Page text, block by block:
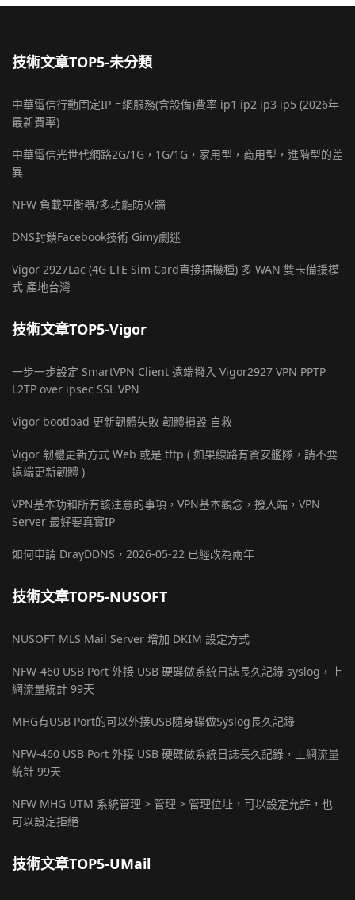
技術文章TOP5-未分類
中華電信行動固定IP上網服務(含設備)費率 ip1 ip2 ip3 ip5 (2026年
最新費率)
中華電信光世代網路2G/1G，1G/1G，家用型，商用型，進階型的差
異
NFW 負載平衡器/多功能防火牆
DNS封鎖Facebook技術 Gimy劇迷
Vigor 2927Lac (4G LTE Sim Card直接插機種) 多 WAN 雙卡備援模
式 產地台灣
技術文章TOP5-Vigor
一步一步設定 SmartVPN Client 遠端撥入 Vigor2927 VPN PPTP
L2TP over ipsec SSL VPN
Vigor bootload 更新韌體失敗 韌體損毀 自救
Vigor 韌體更新方式 Web 或是 tftp ( 如果線路有資安艦隊，請不要
遠端更新韌體 )
VPN基本功和所有該注意的事項，VPN基本觀念，撥入端，VPN
Server 最好要真實IP
如何申請 DrayDDNS，2026-05-22 已經改為兩年
技術文章TOP5-NUSOFT
NUSOFT MLS Mail Server 增加 DKIM 設定方式
NFW-460 USB Port 外接 USB 硬碟做系統日誌長久記錄 syslog，上
網流量統計 99天
MHG有USB Port的可以外接USB隨身碟做Syslog長久記錄
NFW-460 USB Port 外接 USB 硬碟做系統日誌長久記錄，上網流量
統計 99天
NFW MHG UTM 系統管理 > 管理 > 管理位址，可以設定允許，也
可以設定拒絕
技術文章TOP5-UMail